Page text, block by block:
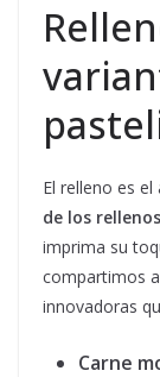
El relleno es
de los rellenos
imprima su
compartimos
innovadoras
Carne